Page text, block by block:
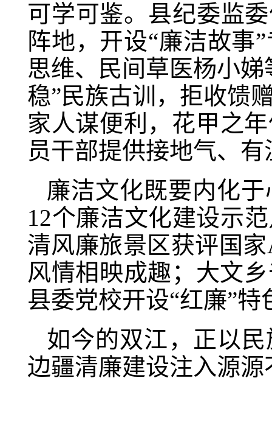
可学可鉴。县纪委监
阵地，开设“廉洁故事
思维、民间草医杨小
稳”民族古训，拒收馈
家人谋便利，花甲之
员干部提供接地气、
廉洁文化既要内化
12个廉洁文化建设示
清风廉旅景区获评国
风情相映成趣；大文
县委党校开设“红廉”特
如今的双江，正以
边疆清廉建设注入源